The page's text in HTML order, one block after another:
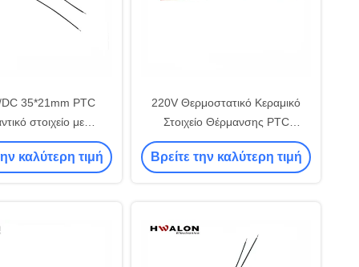
35*21mm PTC
στοιχείο με
από υπερθέρμανση
μαλλιών και
καλύτερη τιμή
220V Θερμοστατικό Κεραμικό
Στοιχείο Θέρμανσης PTC
Θερμαντήρας με Αυτόματο
Έλεγχο Θερμοκρασίας και
Βρείτε την καλύτερη τιμή